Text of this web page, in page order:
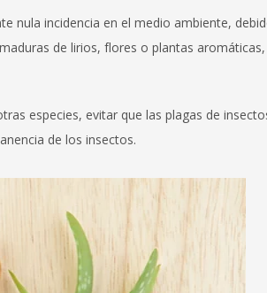
nula incidencia en el medio ambiente,
de lirios, flores o plantas
especies, evitar que las plagas de
de los insectos.